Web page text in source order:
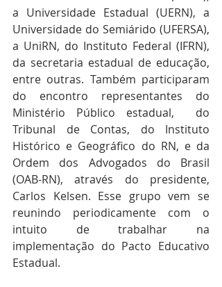
a Universidade Estadual (UERN), a
Universidade do Semiárido (UFERSA),
a UniRN, do Instituto Federal (IFRN),
da secretaria estadual de educação,
entre outras. Também participaram
do encontro representantes do
Ministério Público estadual,  do
Tribunal de Contas, do Instituto
Histórico e Geográfico do RN, e da
Ordem dos Advogados do Brasil
(OAB-RN), através do presidente,
Carlos Kelsen. Esse grupo vem se
reunindo periodicamente com o
intuito de trabalhar na
implementação do Pacto Educativo
Estadual.